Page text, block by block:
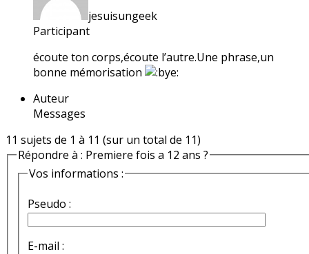
jesuisungeek
Participant
écoute ton corps,écoute l’autre.Une phrase,un
bonne mémorisation
Auteur
Messages
11 sujets de 1 à 11 (sur un total de 11)
Répondre à : Premiere fois a 12 ans ?
Vos informations :
Pseudo :
E-mail :